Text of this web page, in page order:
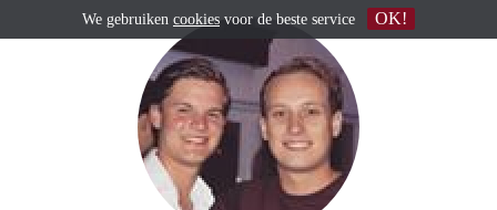
We gebruiken cookies voor de beste service OK!